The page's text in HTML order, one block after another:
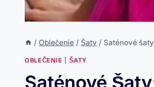
/ Oblečenie / Šaty / Saténové
OBLEČENIE ŠATY
Saténové